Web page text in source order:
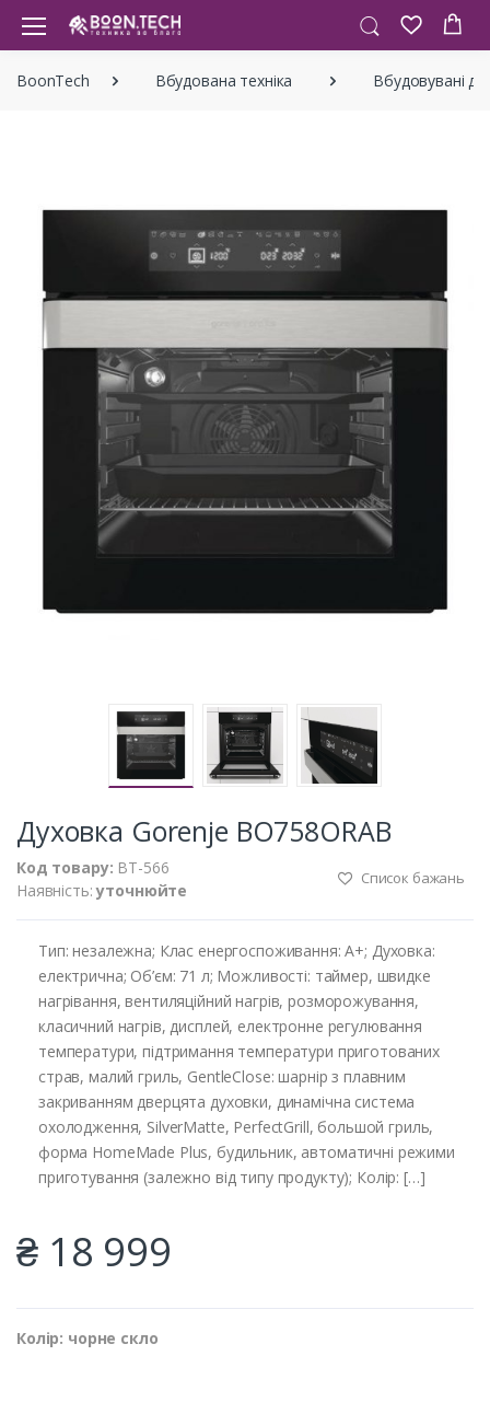
BoonTech Вбудована техніка Вбудовувані
Духовка Gorenje BO758ORAB
Код товару: BT-566
Наявність:уточнюйте
Список бажань
Тип: незалежна; Клас енергоспоживання: A+; Духовка:
електрична; Об’єм: 71 л; Можливості: таймер, швидке
нагрівання, вентиляційний нагрів, розморожування,
класичний нагрів, дисплей, електронне регулювання
температури, підтримання температури приготованих
страв, малий гриль, GentleClose: шарнір з плавним
закриванням дверцята духовки, динамічна система
охолодження, SilverMatte, PerfectGrill, большой гриль,
форма HomeMade Plus, будильник, автоматичні режими
приготування (залежно від типу продукту); Колір: […]
₴ 18 999
Колір: чорне скло